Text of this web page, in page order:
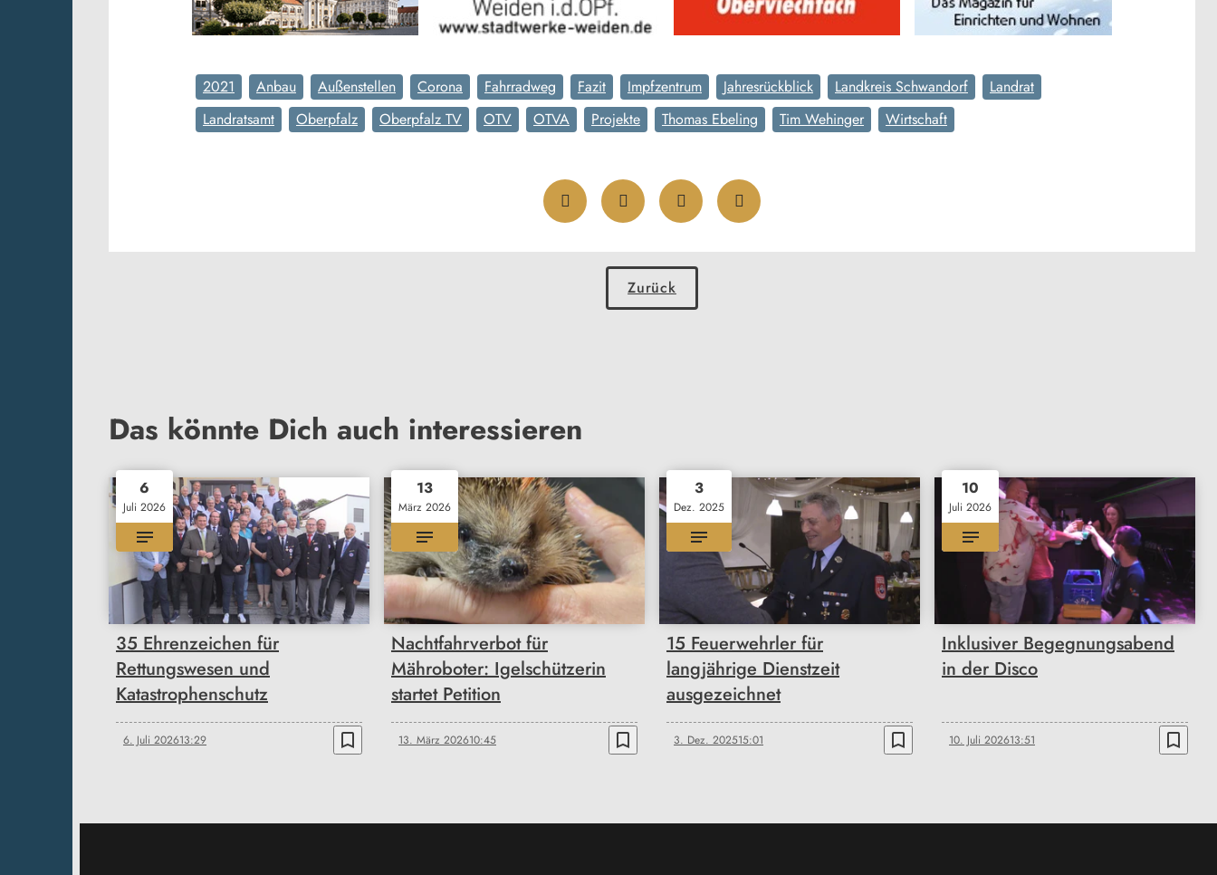
2021 Anbau Außenstellen Corona Fahrradweg Fazit Impfzentrum Jahresrückblick Landkreis Schwandorf
Landrat
Landratsamt
Oberpfalz Oberpfalz TV OTV OTVA Projekte Thomas Ebeling Tim Wehinger Wirtschaft
Zurück
Das könnte Dich auch interessieren
6
Juli 2026
35 Ehrenzeichen für
Rettungswesen und
Katastrophenschutz
6. Juli 202613:29 bookmark_border
13
März 2026
Nachtfahrverbot für
Mähroboter: Igelschützerin
startet Petition
13. März 202610:45 bookmark_border
3
Dez. 2025
15 Feuerwehrler für
langjährige Dienstzeit
ausgezeichnet
3. Dez. 202515:01 bookmark_border
10
Juli 2026
Inklusiver Begegnungsabend
in der Disco
10. Juli 202613:51 bookmark_border